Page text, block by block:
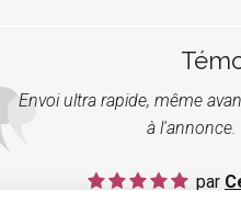
Envoi ultra rapide, même
à l'annonce.
par